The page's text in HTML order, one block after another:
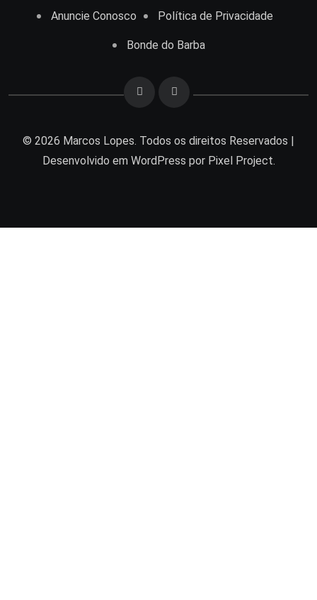
Anuncie Conosco Política de Privacidade
Bonde do Barba
© 2026 Marcos Lopes. Todos os direitos Reservados |
Desenvolvido em WordPress por Pixel Project.